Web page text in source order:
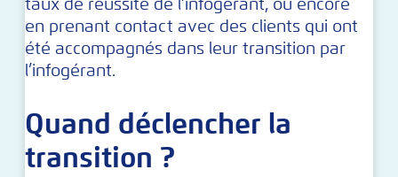
taux de réussite de l’infogérant, ou encore
en prenant contact avec des clients qui ont
été accompagnés dans leur transition par
l’infogérant.
Quand déclencher la
transition ?